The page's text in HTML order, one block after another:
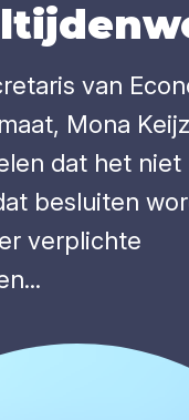
van
Mona
dat het niet
besluiten
verplichte